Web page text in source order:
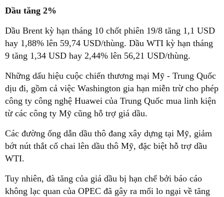
Dầu tăng 2%
Dầu Brent kỳ hạn tháng 10 chốt phiên 19/8 tăng 1,1 USD
hay 1,88% lên 59,74 USD/thùng. Dầu WTI kỳ hạn tháng
9 tăng 1,34 USD hay 2,44% lên 56,21 USD/thùng.
Những dấu hiệu cuộc chiến thương mại Mỹ - Trung Quốc
dịu đi, gồm cả việc Washington gia hạn miễn trừ cho phép
công ty công nghệ Huawei của Trung Quốc mua linh kiện
từ các công ty Mỹ cũng hỗ trợ giá dầu.
Các đường ống dẫn dầu thô đang xây dựng tại Mỹ, giảm
bớt nút thắt cổ chai lên dầu thô Mỹ, đặc biệt hỗ trợ dầu
WTI.
Tuy nhiên, đà tăng của giá dầu bị hạn chế bởi báo cáo
không lạc quan của OPEC đã gây ra mối lo ngại về tăng